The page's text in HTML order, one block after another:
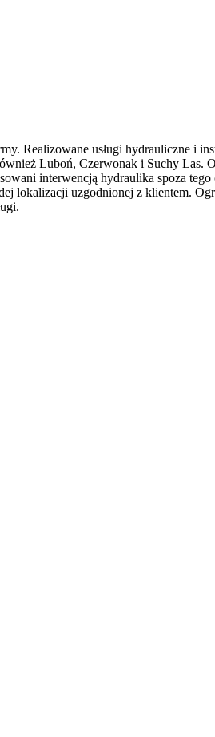
Realizowane usługi hydrauliczne i
Luboń, Czerwonak i Suchy Las.
interwencją hydraulika spoza tego
lokalizacji uzgodnionej z klientem.